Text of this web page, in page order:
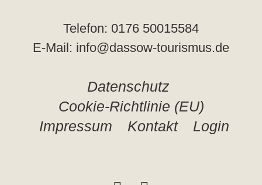
Telefon: 0176 50015584
E-Mail: info@dassow-tourismus.de
Datenschutz
Cookie-Richtlinie (EU)
Impressum
Kontakt Login